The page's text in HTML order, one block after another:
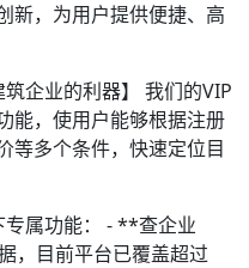
新，为用户提供便捷、高
企业的利器】 我们的VIP
能，使用户能够根据注册
等多个条件，快速定位目
专属功能： - **查企业
，目前平台已覆盖超过